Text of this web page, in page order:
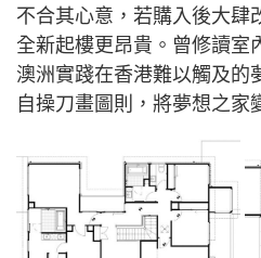
不合其心意，若購入後大肆
全新起樓更昂貴。曾修讀室
澳洲實踐在香港難以觸及
自操刀畫圖則，將夢想之家